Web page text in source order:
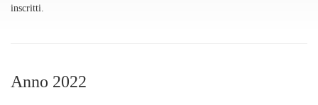
inscritti.
Anno 2022